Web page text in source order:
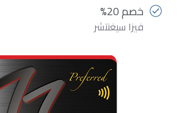
خصم 20%
فيزا سيغنتشر